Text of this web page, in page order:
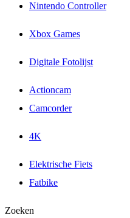
Nintendo Controller
Xbox Games
Digitale Fotolijst
Actioncam
Camcorder
4K
Elektrische Fiets
Fatbike
Zoeken